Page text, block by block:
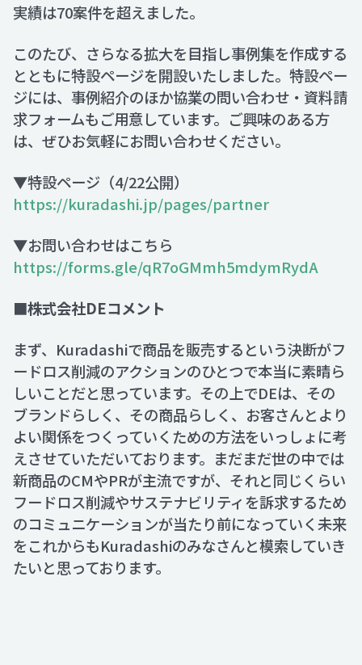
実績は70案件を超えました。
このたび、さらなる拡大を目指し事例集を作成する
とともに特設ページを開設いたしました。特設ペー
ジには、事例紹介のほか協業の問い合わせ・資料請
求フォームもご用意しています。ご興味のある方
は、ぜひお気軽にお問い合わせください。
▼特設ページ（4/22公開）
https://kuradashi.jp/pages/partner
▼お問い合わせはこちら
https://forms.gle/qR7oGMmh5mdymRydA
■株式会社DEコメント
まず、Kuradashiで商品を販売するという決断がフ
ードロス削減のアクションのひとつで本当に素晴ら
しいことだと思っています。その上でDEは、その
ブランドらしく、その商品らしく、お客さんとより
よい関係をつくっていくための方法をいっしょに考
えさせていただいております。まだまだ世の中では
新商品のCMやPRが主流ですが、それと同じくらい
フードロス削減やサステナビリティを訴求するため
のコミュニケーションが当たり前になっていく未来
をこれからもKuradashiのみなさんと模索していき
たいと思っております。